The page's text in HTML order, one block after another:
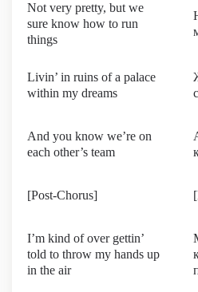
Not very pretty, but we
sure know how to run
things
Livin’ in ruins of a palace
within my dreams
And you know we’re on
each other’s team
[Post-Chorus]
I’m kind of over gettin’
told to throw my hands up
in the air